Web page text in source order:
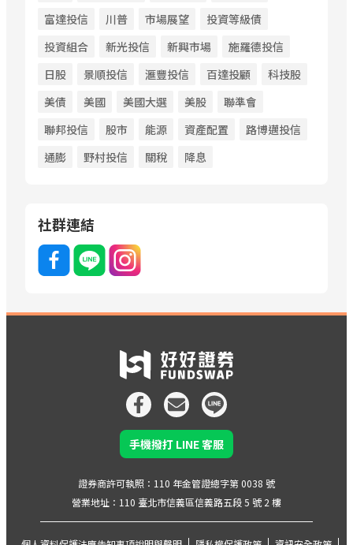
富達投信
川普 市場展望
投資等級債
投資組合
新光投信 新興市場
施羅德投信
日股
景順投信 滙豐投信 百達投顧
科技股
美債
美國 美國大選 美股
聯準會
聯邦投信
股市 能源 資產配置
路博邁投信
通膨
野村投信 關稅 降息
社群連結
手機撥打 LINE 客服
證券商許可執照：110 年金管證總字第 0038 號
營業地址：110 臺北市信義區信義路五段 5 號 2 樓